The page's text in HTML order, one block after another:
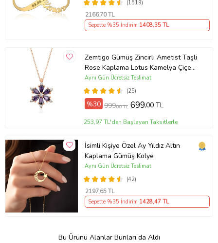
(1519)
2166,70 TL
Sepette %35 İndirim 1408,35 TL
Zemtigo Gümüş Zincirli Ametist Taşli
Rose Kaplama Lotus Kamelya Çiçeği
Kolye
(25)
Aynı Gün Ücretsiz Teslimat
%30 999,00 TL 699,00 TL
253,97 TL'den Başlayan Taksitlerle
İsimli Kişiye Özel Ay Yıldız Altın
Kaplama Gümüş Kolye
(42)
Aynı Gün Ücretsiz Teslimat
2197,65 TL
Sepette %35 İndirim 1428,47 TL
Bu Ürünü Alanlar Bunları da Aldı